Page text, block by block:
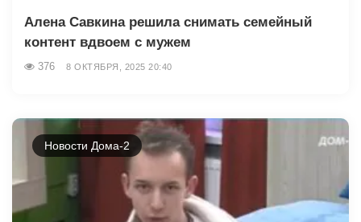
Алена Савкина решила снимать семейный
контент вдвоем с мужем
376 8 ОКТЯБРЯ, 2025 20:40
Новости Дома-2